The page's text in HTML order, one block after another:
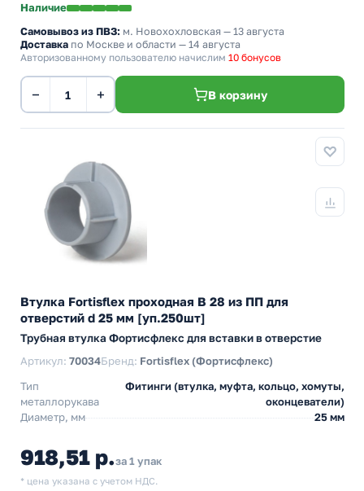
Наличие
Самовывоз из ПВЗ: м. Новохохловская — 13 августа
Доставка по Москве и области — 14 августа
Авторизованному пользователю начислим 10 бонусов
− + В корзину
Втулка Fortisflex проходная В 28 из ПП для
отверстий d 25 мм [уп.250шт]
Трубная втулка Фортисфлекс для вставки в отверстие
Артикул: 70034Бренд: Fortisflex (Фортисфлекс)
Тип
металлорукава
Фитинги (втулка, муфта, кольцо, хомуты,
оконцеватели)
Диаметр, мм
25 мм
918,51 р.за 1 упак
* цена указана с учетом НДС.